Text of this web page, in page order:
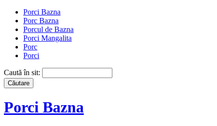
Porci Bazna
Porc Bazna
Porcul de Bazna
Porci Mangalita
Porc
Porci
Caută în sit:
Porci Bazna